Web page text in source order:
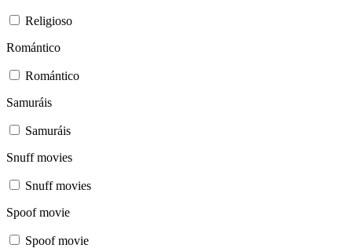
Religioso
Romántico
Romántico
Samuráis
Samuráis
Snuff movies
Snuff movies
Spoof movie
Spoof movie